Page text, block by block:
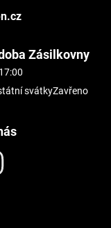
Zásilkovny
svátkyZavřeno